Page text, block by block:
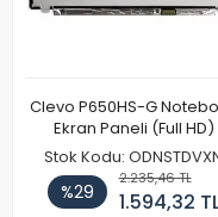
Clevo P650HS-G
Ekran Paneli (Full HD)
Stok Kodu:
%29
2.235,46 TL
1.594,32